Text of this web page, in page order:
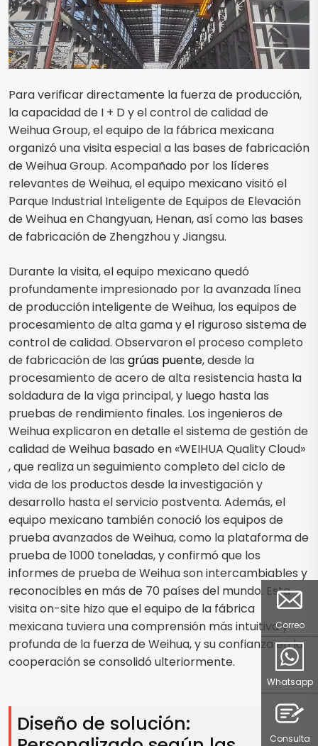
Para verificar directamente la fuerza de producción,
la capacidad de I + D y el control de calidad de
Weihua Group, el equipo de la fábrica mexicana
organizó una visita especial a las bases de fabricación
de Weihua Group. Acompañado por los líderes
relevantes de Weihua, el equipo mexicano visitó el
Parque Industrial Inteligente de Equipos de Elevación
de Weihua en Changyuan, Henan, así como las bases
de fabricación de Zhengzhou y Jiangsu.
Durante la visita, el equipo mexicano quedó
profundamente impresionado por la avanzada línea
de producción inteligente de Weihua, los equipos de
procesamiento de alta gama y el riguroso sistema de
control de calidad. Observaron el proceso completo
de fabricación de las grúas puente, desde la
procesamiento de acero de alta resistencia hasta la
soldadura de la viga principal, y luego hasta las
pruebas de rendimiento finales. Los ingenieros de
Weihua explicaron en detalle el sistema de gestión de
calidad de Weihua basado en «WEIHUA Quality Cloud»
, que realiza un seguimiento completo del ciclo de
vida de los productos desde la investigación y
desarrollo hasta el servicio postventa. Además, el
equipo mexicano también conoció los equipos de
prueba avanzados de Weihua, como la plataforma de
prueba de 1000 toneladas, y confirmó que los
informes de prueba de Weihua son intercambiables y
reconocibles en más de 70 países del mundo. Esta
visita on-site hizo que el equipo de la fábrica
mexicana tuviera una comprensión más intuitiva y
profunda de la fuerza de Weihua, y su confianza en la
cooperación se consolidó ulteriormente.
Diseño de solución:
Correo
Whatsapp
Consulta